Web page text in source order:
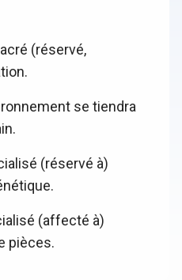
(réservé,
se tiendra
(réservé à)
(affecté à)
pièces.